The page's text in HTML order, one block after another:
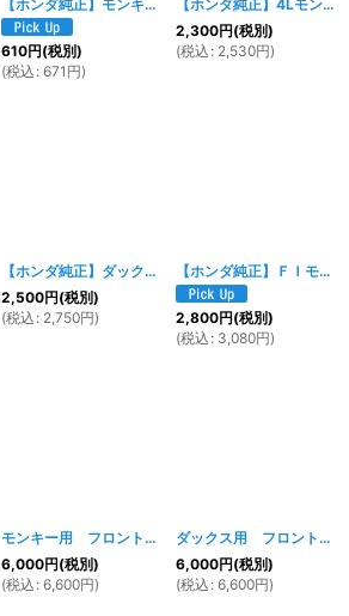
[
【ホンダ純正】モンキー用スプロケットスタッドボルト[90125-120-020]
610円(税別)
(税込 : 671 円)
【ホンダ純正】4Lモンキー(後期型)用 スロットルケーブル 17910-130-640
2,300円(税別)
(税込 : 2,530円)
[5055w
【ホンダ純正】ダックス スロットルワイヤー 17910-098-673
2,500円(税別)
(税込 : 2,750円)
【ホンダ純正】ＦＩモンキー用 クラッチケーブル 22870-GFL-J40
2,800円(税別)
(税込 : 3,080円)
[5053w
モンキー用 フロントエンブレムセット TYPE-1 [
6,000円(税別)
(税込 : 6,600円)
ダックス用 フロントエンブレムセット TYPE-1
6,000円(税別)
(税込 : 6,600円)